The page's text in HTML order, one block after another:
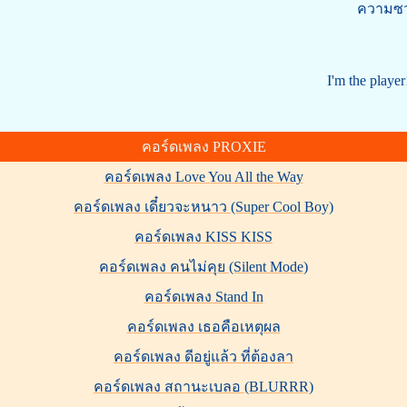
ความซ
I'm the
คอร์ดเพลง PROXIE
คอร์ดเพลง Love You All the Way
คอร์ดเพลง เดี๋ยวจะหนาว (Super Cool Boy)
คอร์ดเพลง KISS KISS
คอร์ดเพลง คนไม่คุย (Silent Mode)
คอร์ดเพลง Stand In
คอร์ดเพลง เธอคือเหตุผล
คอร์ดเพลง ดีอยู่แล้ว ที่ต้องลา
คอร์ดเพลง สถานะเบลอ (BLURRR)